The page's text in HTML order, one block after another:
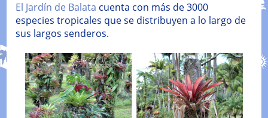
El Jardín de Balata cuenta con más de 3000
especies tropicales que se distribuyen a lo largo de
sus largos senderos.